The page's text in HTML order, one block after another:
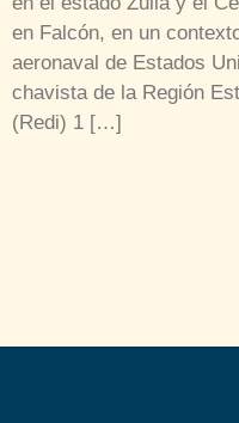
en Falcón, en un
aeronaval de Estados
chavista de la Región
(Redi) 1 […]